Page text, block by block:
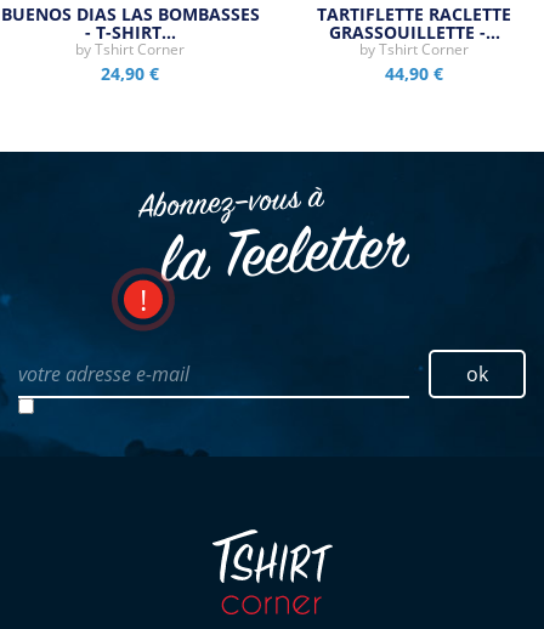
BUENOS DIAS LAS BOMBASSES
- T-SHIRT…
byTshirt Corner
24,90 €
TARTIFLETTE RACLETTE
GRASSOUILLETTE -…
byTshirt Corner
44,90 €
Abonnez–vous à
la Teeletter
votre adresse e-mail ok